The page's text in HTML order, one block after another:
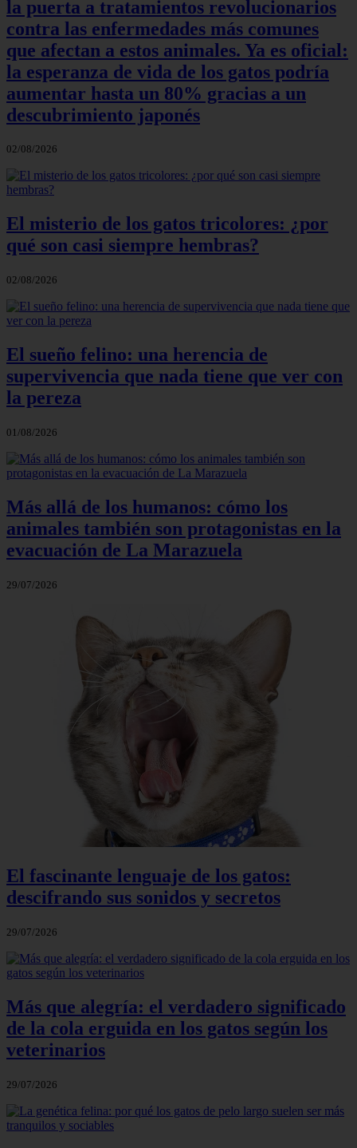
la puerta a tratamientos revolucionarios
contra las enfermedades más comunes
que afectan a estos animales. Ya es oficial:
la esperanza de vida de los gatos podría
aumentar hasta un 80% gracias a un
descubrimiento japonés
02/08/2026
El misterio de los gatos tricolores: ¿por
qué son casi siempre hembras?
02/08/2026
El sueño felino: una herencia de
supervivencia que nada tiene que ver con
la pereza
01/08/2026
Más allá de los humanos: cómo los
animales también son protagonistas en la
evacuación de La Marazuela
29/07/2026
El fascinante lenguaje de los gatos:
descifrando sus sonidos y secretos
29/07/2026
Más que alegría: el verdadero significado
de la cola erguida en los gatos según los
veterinarios
29/07/2026